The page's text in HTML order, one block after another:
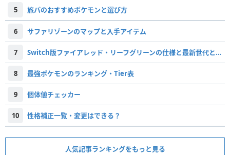
5 旅パのおすすめポケモンと選び方
6 サファリゾーンのマップと入手アイテム
7 Switch版ファイアレッド・リーフグリーンの仕様と最新世代との違い
8 最強ポケモンのランキング・Tier表
9 個体値チェッカー
10 性格補正一覧・変更はできる？
人気記事ランキングをもっと見る